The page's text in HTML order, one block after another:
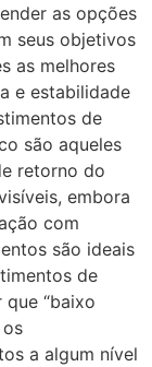
as opções
seus objetivos
as melhores
e estabilidade
de
são aqueles
retorno do
embora
com
são ideais
de
“baixo
os
a algum nível